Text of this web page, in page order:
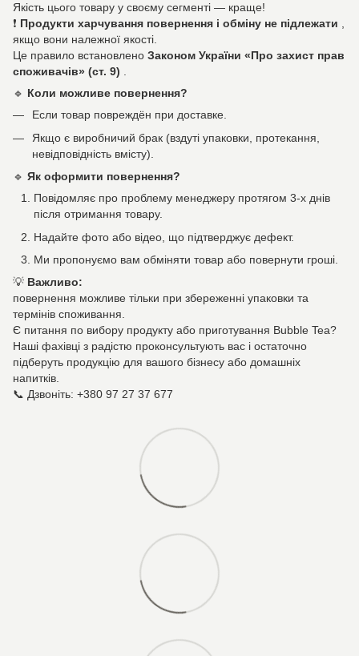
Якість цього товару у своєму сегменті — краще!
❗ Продукти харчування повернення і обміну не підлежати ,
якщо вони належної якості.
Це правило встановлено Законом України «Про захист прав
споживачів» (ст. 9) .
🔹 Коли можливе повернення?
Если товар повреждён при доставке.
Якщо є виробничий брак (вздуті упаковки, протекання,
невідповідність вмісту).
🔹 Як оформити повернення?
Повідомляє про проблему менеджеру протягом 3-х днів
після отримання товару.
Надайте фото або відео, що підтверджує дефект.
Ми пропонуємо вам обміняти товар або повернути гроші.
💡 Важливо:
повернення можливе тільки при збереженні упаковки та
термінів споживання.
Є питання по вибору продукту або приготування Bubble Tea?
Наші фахівці з радістю проконсультують вас і остаточно
підберуть продукцію для вашого бізнесу або домашніх
напитків.
📞 Дзвоніть: +380 97 27 37 677